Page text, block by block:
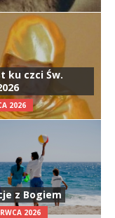
ku czci Św.
2026
z Bogiem
2026